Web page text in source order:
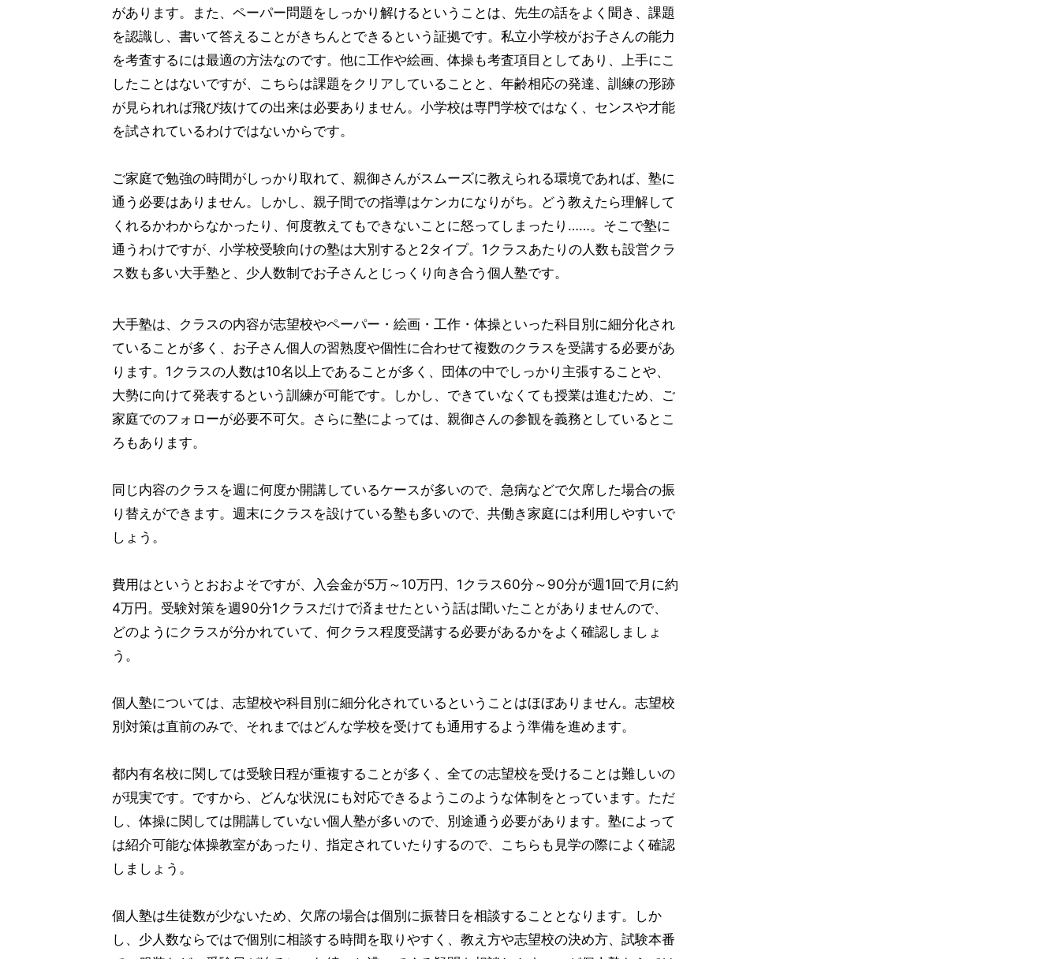
があります。また、ペーパー問題をしっかり解けるということは、先生の話をよく聞き、課題
を認識し、書いて答えることがきちんとできるという証拠です。私立小学校がお子さんの能力
を考査するには最適の方法なのです。他に工作や絵画、体操も考査項目としてあり、上手にこ
したことはないですが、こちらは課題をクリアしていることと、年齢相応の発達、訓練の形跡
が見られれば飛び抜けての出来は必要ありません。小学校は専門学校ではなく、センスや才能
を試されているわけではないからです。
ご家庭で勉強の時間がしっかり取れて、親御さんがスムーズに教えられる環境であれば、塾に
通う必要はありません。しかし、親子間での指導はケンカになりがち。どう教えたら理解して
くれるかわからなかったり、何度教えてもできないことに怒ってしまったり……。そこで塾に
通うわけですが、小学校受験向けの塾は大別すると2タイプ。1クラスあたりの人数も設営クラ
ス数も多い大手塾と、少人数制でお子さんとじっくり向き合う個人塾です。
大手塾は、クラスの内容が志望校やペーパー・絵画・工作・体操といった科目別に細分化され
ていることが多く、お子さん個人の習熟度や個性に合わせて複数のクラスを受講する必要があ
ります。1クラスの人数は10名以上であることが多く、団体の中でしっかり主張することや、
大勢に向けて発表するという訓練が可能です。しかし、できていなくても授業は進むため、ご
家庭でのフォローが必要不可欠。さらに塾によっては、親御さんの参観を義務としているとこ
ろもあります。
同じ内容のクラスを週に何度か開講しているケースが多いので、急病などで欠席した場合の振
り替えができます。週末にクラスを設けている塾も多いので、共働き家庭には利用しやすいで
しょう。
費用はというとおおよそですが、入会金が5万～10万円、1クラス60分～90分が週1回で月に約
4万円。受験対策を週90分1クラスだけで済ませたという話は聞いたことがありませんので、
どのようにクラスが分かれていて、何クラス程度受講する必要があるかをよく確認しましょ
う。
個人塾については、志望校や科目別に細分化されているということはほぼありません。志望校
別対策は直前のみで、それまではどんな学校を受けても通用するよう準備を進めます。
都内有名校に関しては受験日程が重複することが多く、全ての志望校を受けることは難しいの
が現実です。ですから、どんな状況にも対応できるようこのような体制をとっています。ただ
し、体操に関しては開講していない個人塾が多いので、別途通う必要があります。塾によって
は紹介可能な体操教室があったり、指定されていたりするので、こちらも見学の際によく確認
しましょう。
個人塾は生徒数が少ないため、欠席の場合は個別に振替日を相談することとなります。しか
し、少人数ならではで個別に相談する時間を取りやすく、教え方や志望校の決め方、試験本番